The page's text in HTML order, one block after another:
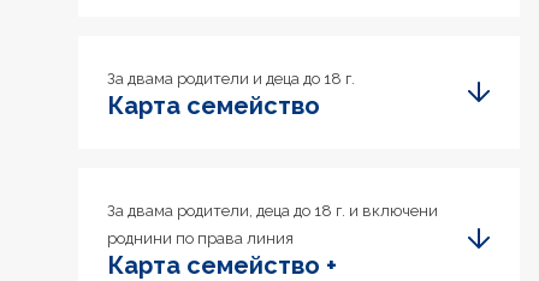
За двама родители и деца до 18 г.
Карта семейство
За двама родители, деца до 18 г. и включени
роднини по права линия
Карта семейство +